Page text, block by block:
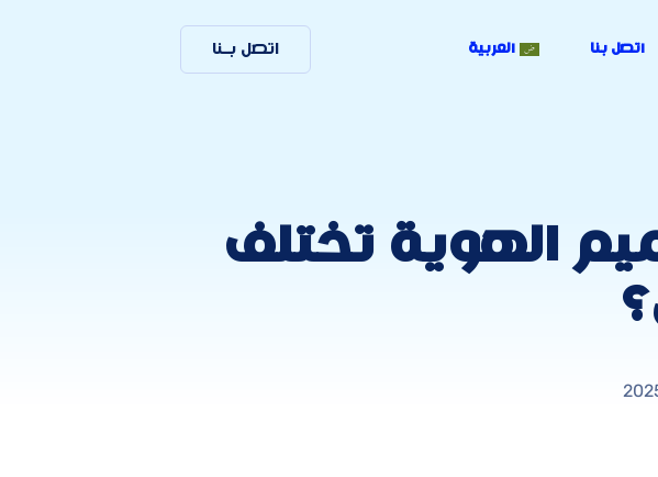
اتصل بنا العربية اتصل بـنا
الهوية تختلف